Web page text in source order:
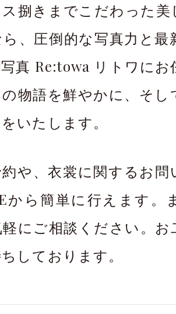
捌きまでこだわった美
、圧倒的な写真力と最
真 Re:towa リトワに
物語を鮮やかに、そし
いたします。
や、衣裳に関するお問
から簡単に行えます。
にご相談ください。
しております。